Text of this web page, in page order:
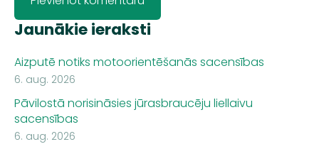
Jaunākie ieraksti
Aizputē notiks motoorientēšanās sacensības
6. aug. 2026
Pāvilostā norisināsies jūrasbraucēju liellaivu
sacensības
6. aug. 2026